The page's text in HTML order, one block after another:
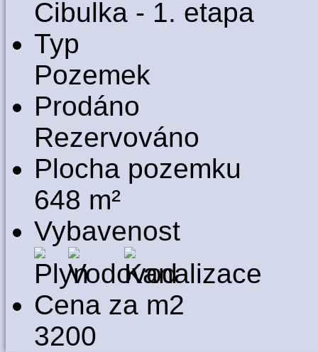
Cibulka - 1. etapa
Typ
Pozemek
Prodáno
Rezervováno
Plocha pozemku
648 m²
Vybavenost
Cena za m2
3200